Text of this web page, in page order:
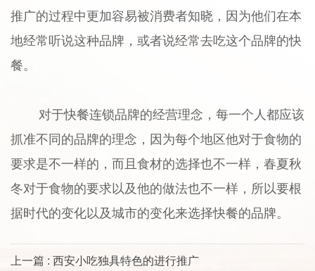
推广的过程中更加容易被消费者知晓，因为他们在本
地经常听说这种品牌，或者说经常去吃这个品牌的快
餐。
对于快餐连锁品牌的经营理念，每一个人都应该
抓准不同的品牌的理念，因为每个地区他对于食物的
要求是不一样的，而且食材的选择也不一样，春夏秋
冬对于食物的要求以及他的做法也不一样，所以要根
据时代的变化以及城市的变化来选择快餐的品牌。
上一篇 : 西安小吃独具特色的进行推广